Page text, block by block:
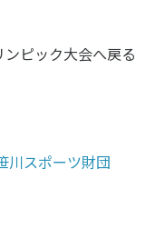
ピック大会へ戻る
川スポーツ財団